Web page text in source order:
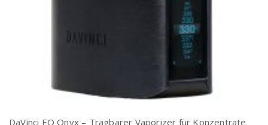
DaVinci EQ Onyx – Tragbarer Vaporizer für Konzentrate